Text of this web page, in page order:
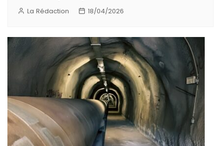
La Rédaction 18/04/2026